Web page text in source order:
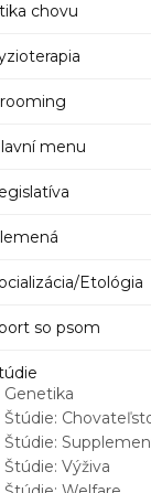
chovu
menu
Etológia
so psom
Genetika
Štúdie:
Štúdie:
Štúdie: Výživa